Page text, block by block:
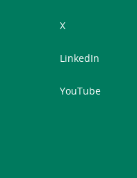
X
LinkedIn
YouTube